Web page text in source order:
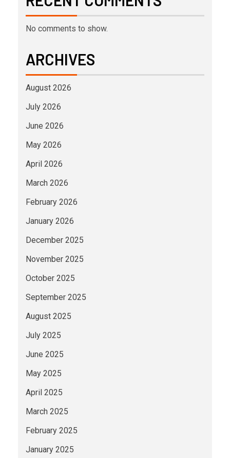
No comments to show.
ARCHIVES
August 2026
July 2026
June 2026
May 2026
April 2026
March 2026
February 2026
January 2026
December 2025
November 2025
October 2025
September 2025
August 2025
July 2025
June 2025
May 2025
April 2025
March 2025
February 2025
January 2025